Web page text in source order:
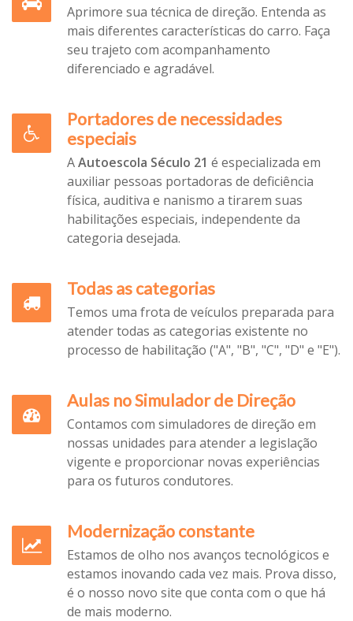
Aprimore sua técnica de direção. Entenda as
mais diferentes características do carro. Faça
seu trajeto com acompanhamento
diferenciado e agradável.
Portadores de necessidades
especiais
AAutoescola Século 21 é especializada em
auxiliar pessoas portadoras de deficiência
física, auditiva e nanismo a tirarem suas
habilitações especiais, independente da
categoria desejada.
Todas as categorias
Temos uma frota de veículos preparada para
atender todas as categorias existente no
processo de habilitação ("A", "B", "C", "D" e "E").
Aulas no Simulador de Direção
Contamos com simuladores de direção em
nossas unidades para atender a legislação
vigente e proporcionar novas experiências
para os futuros condutores.
Modernização constante
Estamos de olho nos avanços tecnológicos e
estamos inovando cada vez mais. Prova disso,
é o nosso novo site que conta com o que há
de mais moderno.